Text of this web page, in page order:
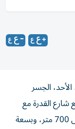
الجسر
القدرة مع
شارع الشيخ زايد بن حمدان آل نهيان، بطول 700 متر، وبسعة